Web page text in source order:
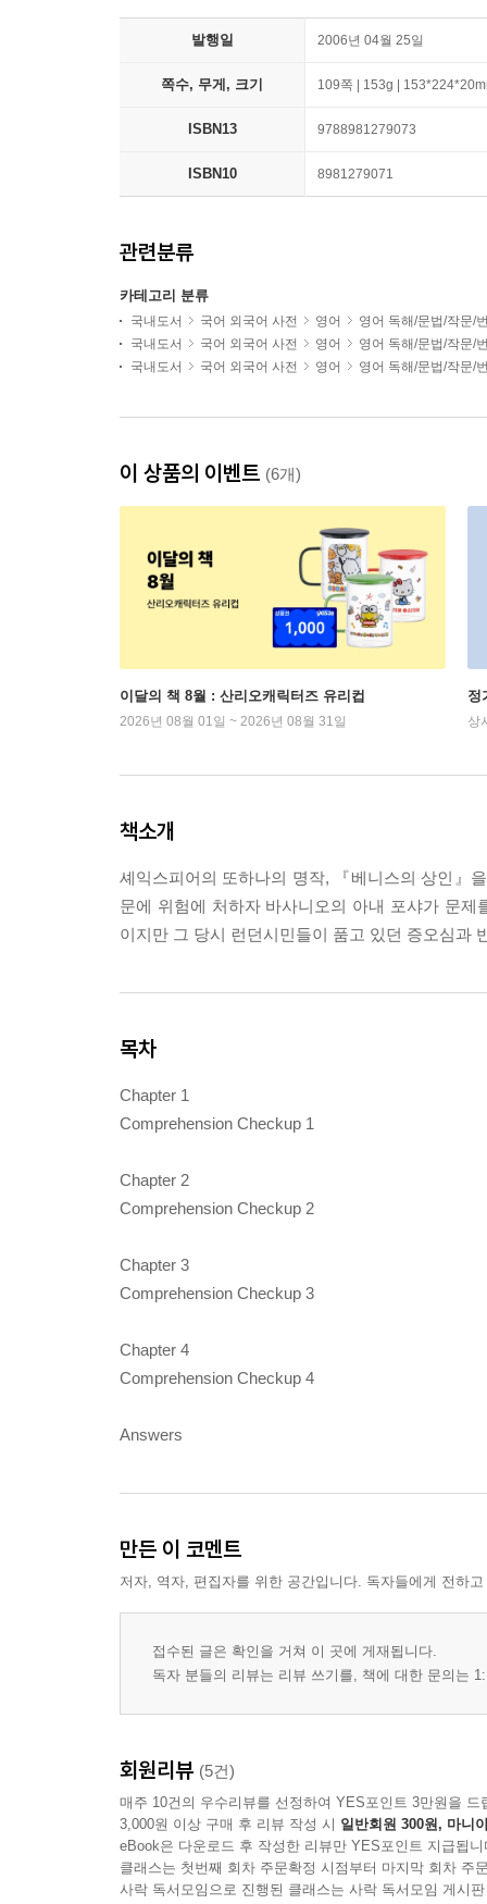
발행일 2006년 04월 25일
쪽수, 무게, 크기 109쪽 | 153g |
ISBN13 9788981279073
ISBN10 8981279071
관련분류
카테고리 분류
국내도서 국어 외국어 사전 영어
영어 독해/문법/작문/
국내도서
국어 외국어 사전 영어
영어 독해/문법/작문/
국내도서
국어 외국어 사전 영어 영어 독해/문법/작문/
이 상품의 이벤트 (6개)
이달의 책 8월 : 산리오캐릭터즈 유리컵
2026년 08월 01일 ~ 2026년 08월 31일
정
상
책소개
셰익스피어의 또하나의 명작, 『베니스의 상인』
문에 위험에 처하자 바사니오의 아내 포샤가 문
이지만 그 당시 런던시민들이 품고 있던 증오심과
목차
Chapter 1
Comprehension Checkup 1
Chapter 2
Comprehension Checkup 2
Chapter 3
Comprehension Checkup 3
Chapter 4
Comprehension Checkup 4
Answers
만든 이 코멘트
저자, 역자, 편집자를 위한 공간입니다. 독자들에게 전하
접수된 글은 확인을 거쳐 이 곳에 게재됩니다.
독자 분들의 리뷰는 리뷰 쓰기를, 책에 대한 문의는
회원리뷰 (5건)
매주 10건의 우수리뷰를 선정하여 YES포인트 3만원을 드
3,000원 이상 구매 후 리뷰 작성 시 일반회원 300원, 마니
eBook은 다운로드 후 작성한 리뷰만 YES포인트 지급됩니
클래스는 첫번째 회차 주문확정 시점부터 마지막 회차 주
사락 독서모임으로 진행된 클래스는 사락 독서모임 게시